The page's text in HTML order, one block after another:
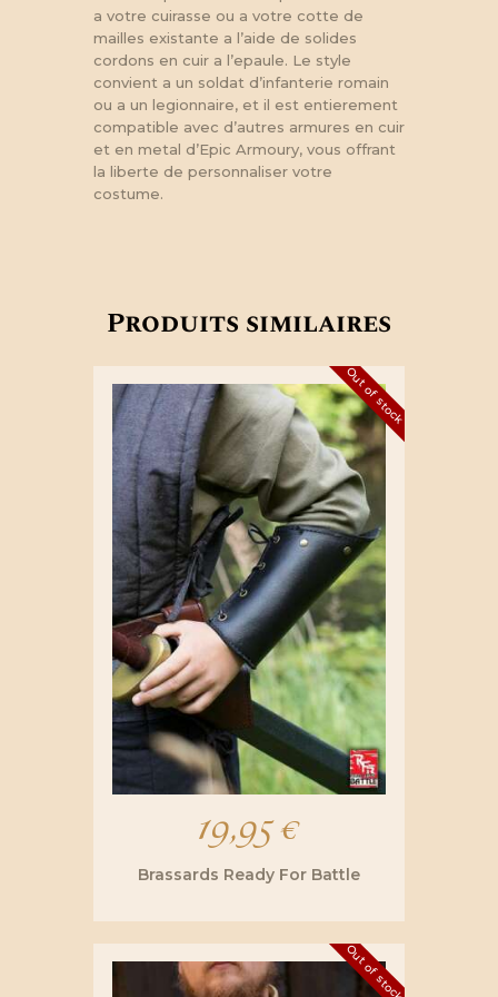
a votre cuirasse ou a votre cotte de
mailles existante a l’aide de solides
cordons en cuir a l’epaule. Le style
convient a un soldat d’infanterie romain
ou a un legionnaire, et il est entierement
compatible avec d’autres armures en cuir
et en metal d’Epic Armoury, vous offrant
la liberte de personnaliser votre
costume.
Produits similaires
Out of stock
19,95€
Brassards Ready For Battle
plusieurs
Out of stock